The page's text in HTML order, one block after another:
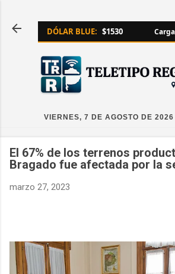
DÓLAR BLUE: $1530
VIERNES, 7 DE AGOSTO DE 2026
El 67% de los terrenos
Bragado fue afectada por la
marzo 27, 2023